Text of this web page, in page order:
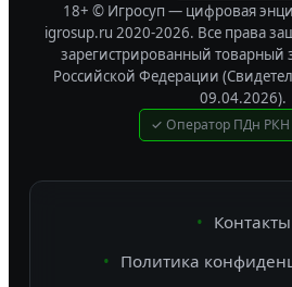
18+ © Игросуп — цифровая
igrosup.ru 2020-2026. Все права
зарегистрированный товарный
Российской Федерации
09.04.2026).
✓ Оператор ПДн РКН
Контакты
Политика